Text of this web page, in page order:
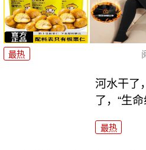
最热
河水干了
了，“生
最热